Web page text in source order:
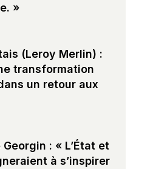
»
(Leroy Merlin) :
transformation
un retour aux
: « L’État et
à s’inspirer